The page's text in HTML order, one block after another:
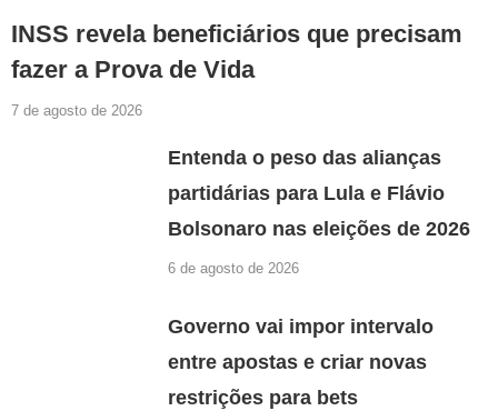
INSS revela beneficiários que precisam
fazer a Prova de Vida
7 de agosto de 2026
Entenda o peso das alianças
partidárias para Lula e Flávio
Bolsonaro nas eleições de 2026
6 de agosto de 2026
Governo vai impor intervalo
entre apostas e criar novas
restrições para bets